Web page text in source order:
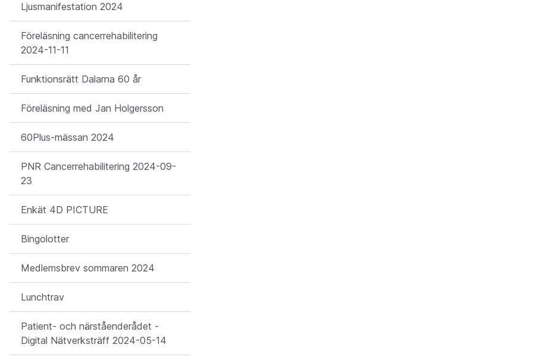
Ljusmanifestation 2024
Föreläsning cancerrehabilitering
2024-11-11
Funktionsrätt Dalarna 60 år
Föreläsning med Jan Holgersson
60Plus-mässan 2024
PNR Cancerrehabilitering 2024-09-
23
Enkät 4D PICTURE
Bingolotter
Medlemsbrev sommaren 2024
Lunchtrav
Patient- och närståenderådet -
Digital Nätverksträff 2024-05-14